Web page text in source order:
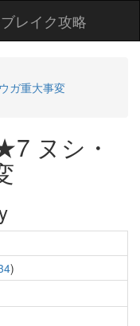
レイク攻略
ガ重大事変
ヌシ・
)